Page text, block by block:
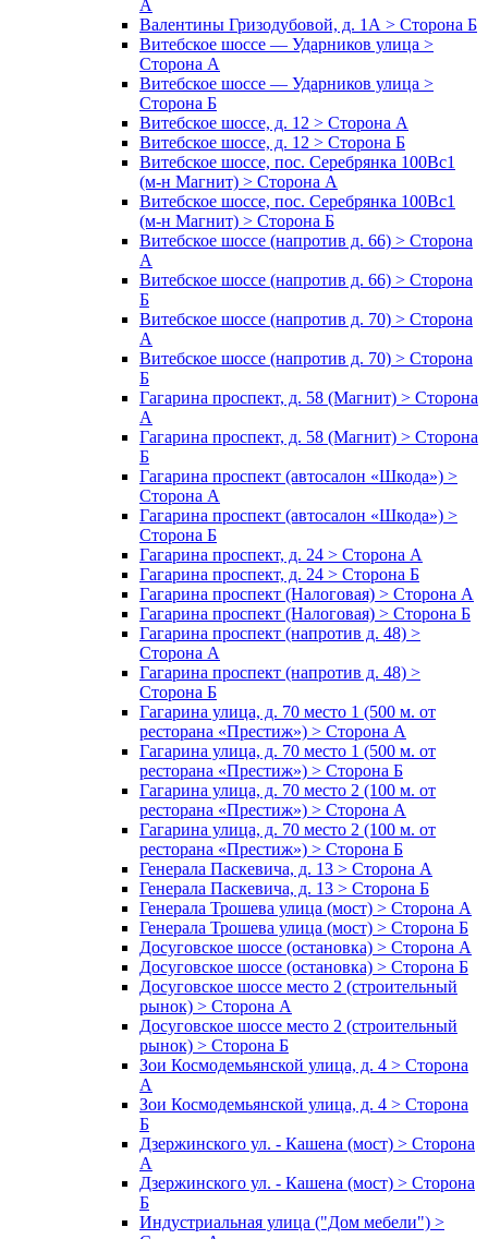
А
Валентины Гризодубовой, д. 1А > Сторона Б
Витебское шоссе — Ударников улица >
Сторона А
Витебское шоссе — Ударников улица >
Сторона Б
Витебское шоссе, д. 12 > Сторона А
Витебское шоссе, д. 12 > Сторона Б
Витебское шоссе, пос. Серебрянка 100Вс1
(м-н Магнит) > Сторона А
Витебское шоссе, пос. Серебрянка 100Вс1
(м-н Магнит) > Сторона Б
Витебское шоссе (напротив д. 66) > Сторона
А
Витебское шоссе (напротив д. 66) > Сторона
Б
Витебское шоссе (напротив д. 70) > Сторона
А
Витебское шоссе (напротив д. 70) > Сторона
Б
Гагарина проспект, д. 58 (Магнит) > Сторона
А
Гагарина проспект, д. 58 (Магнит) > Сторона
Б
Гагарина проспект (автосалон «Шкода») >
Сторона А
Гагарина проспект (автосалон «Шкода») >
Сторона Б
Гагарина проспект, д. 24 > Сторона А
Гагарина проспект, д. 24 > Сторона Б
Гагарина проспект (Налоговая) > Сторона А
Гагарина проспект (Налоговая) > Сторона Б
Гагарина проспект (напротив д. 48) >
Сторона А
Гагарина проспект (напротив д. 48) >
Сторона Б
Гагарина улица, д. 70 место 1 (500 м. от
ресторана «Престиж») > Сторона А
Гагарина улица, д. 70 место 1 (500 м. от
ресторана «Престиж») > Сторона Б
Гагарина улица, д. 70 место 2 (100 м. от
ресторана «Престиж») > Сторона А
Гагарина улица, д. 70 место 2 (100 м. от
ресторана «Престиж») > Сторона Б
Генерала Паскевича, д. 13 > Сторона А
Генерала Паскевича, д. 13 > Сторона Б
Генерала Трошева улица (мост) > Сторона А
Генерала Трошева улица (мост) > Сторона Б
Досуговское шоссе (остановка) > Сторона А
Досуговское шоссе (остановка) > Сторона Б
Досуговское шоссе место 2 (строительный
рынок) > Сторона А
Досуговское шоссе место 2 (строительный
рынок) > Сторона Б
Зои Космодемьянской улица, д. 4 > Сторона
А
Зои Космодемьянской улица, д. 4 > Сторона
Б
Дзержинского ул. - Кашена (мост) > Сторона
А
Дзержинского ул. - Кашена (мост) > Сторона
Б
Индустриальная улица ("Дом мебели") >